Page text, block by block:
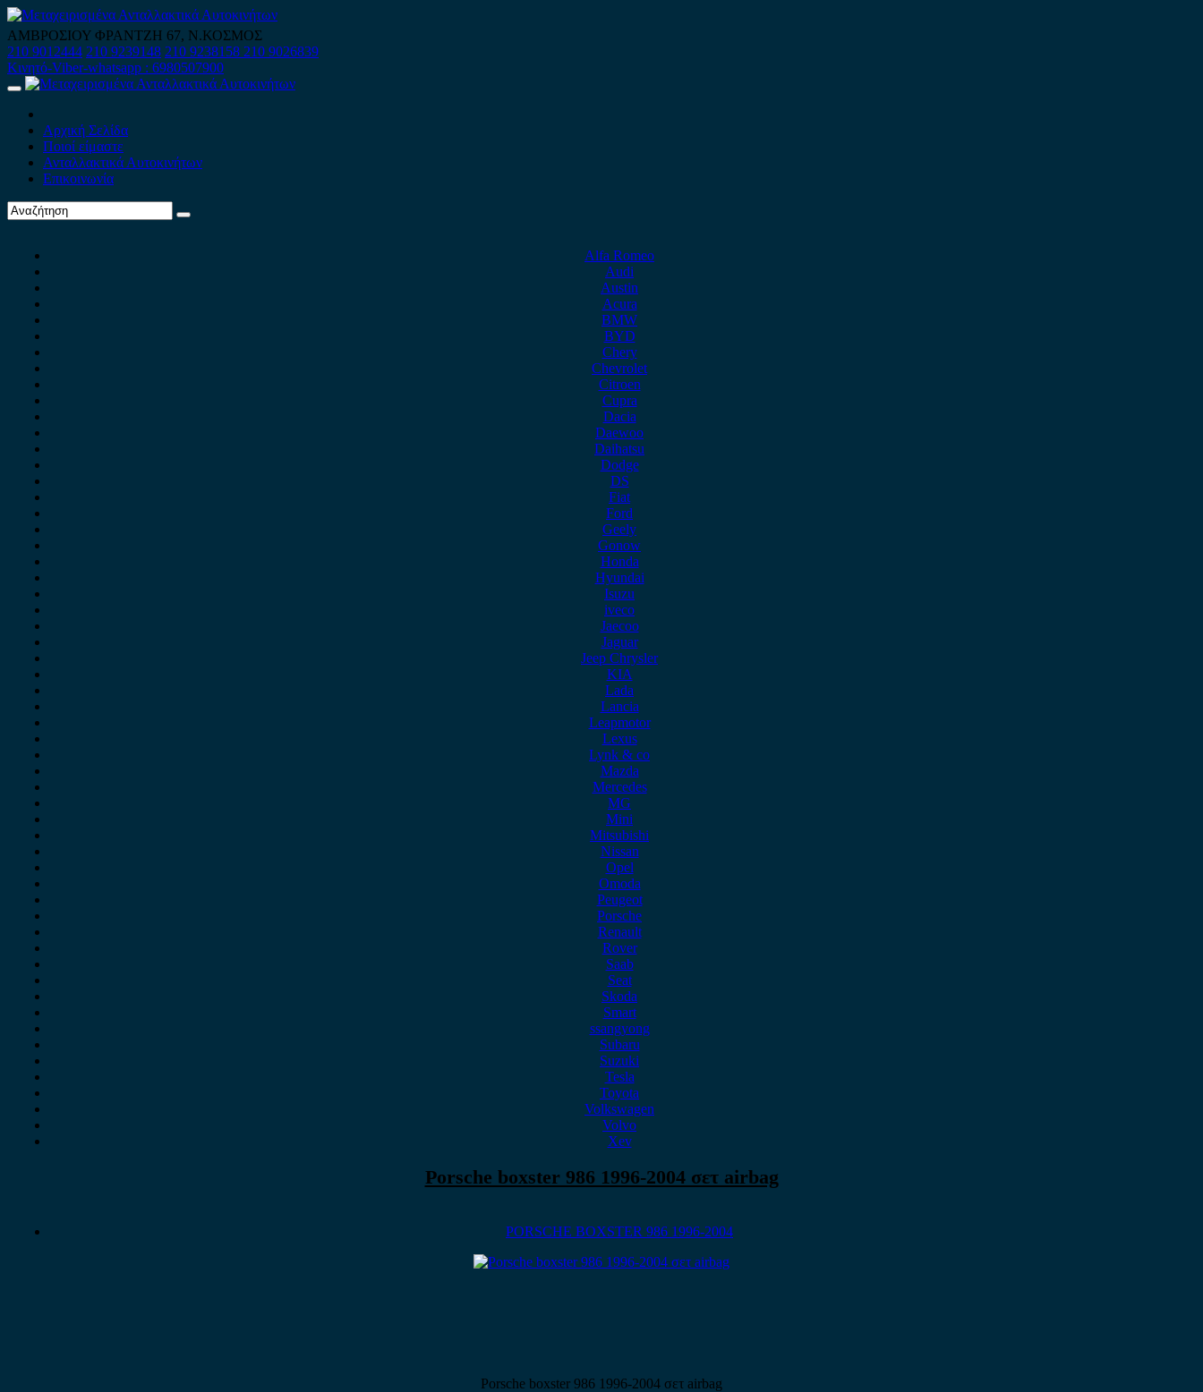
Skip
to
content
ΑΜΒΡΟΣΙΟΥ ΦΡΑΝΤΖΗ 67, Ν.ΚΟΣΜΟΣ
210 9012444 210 9239148 210 9238158 210 9026839
Κινητό-Viber-whatsapp : 6980507900
Primary
Αρχική Σελίδα
Ποιοί είμαστε
Ανταλλακτικά Αυτοκινήτων
Επικοινωνία
Alfa Romeo
Audi
Austin
Acura
BMW
BYD
Chery
Chevrolet
Citroen
Cupra
Dacia
Daewoo
Daihatsu
Dodge
DS
Fiat
Ford
Geely
Gonow
Honda
Hyundai
Isuzu
iveco
Jaecoo
Jaguar
Jeep Chrysler
KIA
Lada
Lancia
Leapmotor
Lexus
Lynk & co
Mazda
Mercedes
MG
Mini
Mitsubishi
Nissan
Opel
Omoda
Peugeot
Porsche
Renault
Rover
Saab
Seat
Skoda
Smart
ssangyong
Subaru
Suzuki
Tesla
Toyota
Volkswagen
Volvo
Xev
Porsche boxster 986 1996-2004 σετ airbag
PORSCHE BOXSTER 986 1996-2004
Porsche boxster 986 1996-2004 σετ airbag